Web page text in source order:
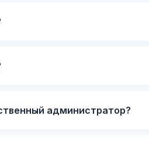
администратор?